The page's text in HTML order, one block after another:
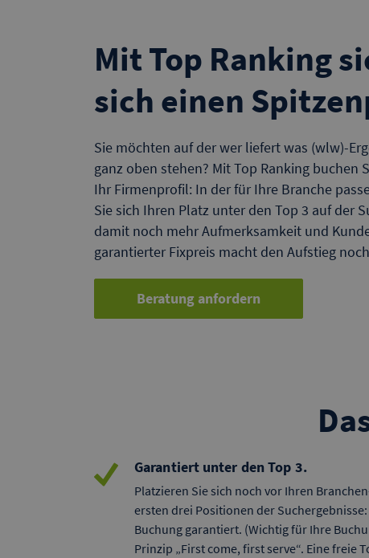
Mit Top Ranking
sich einen
Sie möchten auf der wer liefert was (wlw)-
ganz oben stehen? Mit Top Ranking buchen
Ihr Firmenprofil: In der für Ihre Branche
Sie sich Ihren Platz unter den Top 3 auf der
damit noch mehr Aufmerksamkeit und
garantierter Fixpreis macht den Aufstieg
Beratung anfordern
Garantiert unter den Top 3.
Platzieren Sie sich noch vor Ihren
ersten drei Positionen der
Buchung garantiert. (Wichtig für Ihre
Prinzip „First come, first serve“. Eine freie